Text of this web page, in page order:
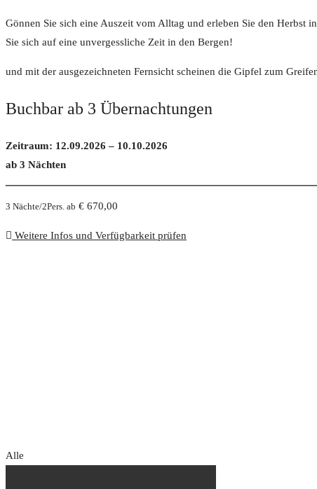
Gönnen Sie sich eine Auszeit vom Alltag und erleben Sie den Herbst
Sie sich auf eine unvergessliche Zeit in den Bergen!
und mit der ausgezeichneten Fernsicht scheinen die Gipfel zum
Buchbar ab 3 Übernachtungen
Zeitraum: 12.09.2026 – 10.10.2026
ab 3 Nächten
3 Nächte/2Pers. ab € 670,00
Weitere Infos und Verfügbarkeit prüfen
Alle